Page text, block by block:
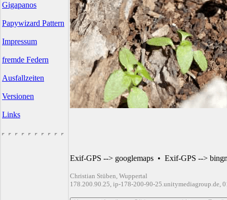
Gigapanos
Papywizard Pattern
Impressum
fremde Federn
Ausfallzeiten
Versionen
Links
Exif-GPS --> googlemaps • Exif-GPS -->
Christian Stüben, Wuppertal
178.200.90.25, ip-178-200-90-25.unitymediagroup.de,